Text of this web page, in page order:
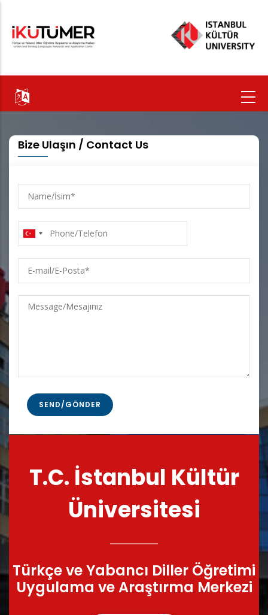
içeriğe
atla
Bize Ulaşın / Contact Us
Name/
İsim
Phone/Telefon
mail/E-
Posta
Message/Mesajınız
T.C. İstanbul Kültür
Üniversitesi
Türkçe ve Yabancı Diller Öğretimi
Uygulama ve Araştırma Merkezi